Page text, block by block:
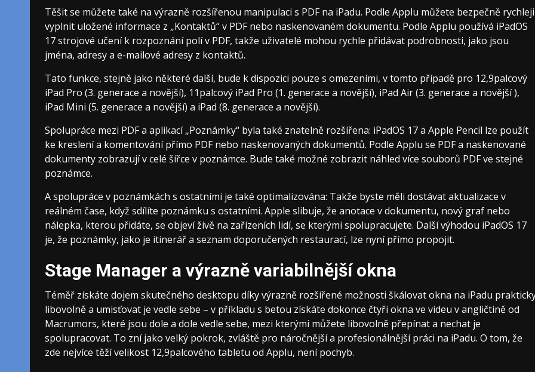
Těšit se můžete také na výrazně rozšířenou manipulaci s PDF na iPadu. Podle Applu můžete bezpečně rychleji
vyplnit uložené informace z „Kontaktů“ v PDF nebo naskenovaném dokumentu. Podle Applu používá iPadOS
17 strojové učení k rozpoznání polí v PDF, takže uživatelé mohou rychle přidávat podrobnosti, jako jsou
jména, adresy a e-mailové adresy z kontaktů.
Tato funkce, stejně jako některé další, bude k dispozici pouze s omezeními, v tomto případě pro 12,9palcový
iPad Pro (3. generace a novější), 11palcový iPad Pro (1. generace a novější), iPad Air (3. generace a novější ),
iPad Mini (5. generace a novější) a iPad (8. generace a novější).
Spolupráce mezi PDF a aplikací „Poznámky“ byla také znatelně rozšířena: iPadOS 17 a Apple Pencil lze použít
ke kreslení a komentování přímo PDF nebo naskenovaných dokumentů. Podle Applu se PDF a naskenované
dokumenty zobrazují v celé šířce v poznámce. Bude také možné zobrazit náhled více souborů PDF ve stejné
poznámce.
A spolupráce v poznámkách s ostatními je také optimalizována: Takže byste měli dostávat aktualizace v
reálném čase, když sdílíte poznámku s ostatními. Apple slibuje, že anotace v dokumentu, nový graf nebo
nálepka, kterou přidáte, se objeví živě na zařízeních lidí, se kterými spolupracujete. Další výhodou iPadOS 17
je, že poznámky, jako je itinerář a seznam doporučených restaurací, lze nyní přímo propojit.
Stage Manager a výrazně variabilnější okna
Téměř získáte dojem skutečného desktopu díky výrazně rozšířené možnosti škálovat okna na iPadu
libovolně a umisťovat je vedle sebe – v příkladu s betou získáte dokonce čtyři okna ve videu v angličtině od
Macrumors, které jsou dole a dole vedle sebe, mezi kterými můžete libovolně přepínat a nechat je
spolupracovat. To zní jako velký pokrok, zvláště pro náročnější a profesionálnější práci na iPadu. O tom, že
zde nejvíce těží velikost 12,9palcového tabletu od Applu, není pochyb.